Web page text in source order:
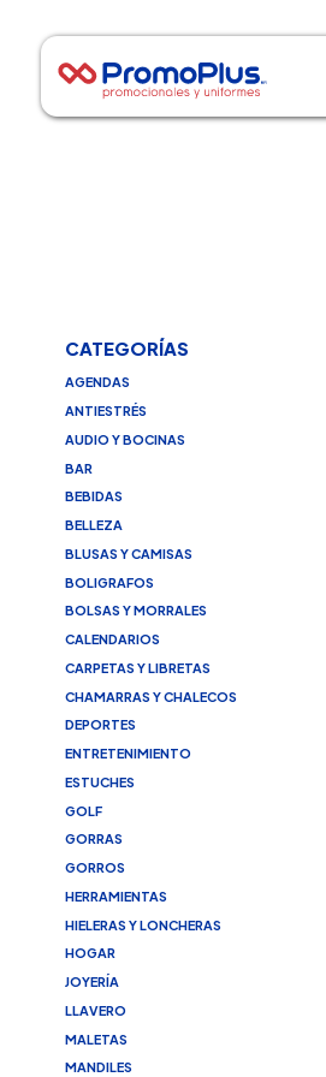
CATEGORÍAS
AGENDAS
ANTIESTRÉS
AUDIO Y BOCINAS
BAR
BEBIDAS
BELLEZA
BLUSAS Y CAMISAS
BOLIGRAFOS
BOLSAS Y MORRALES
CALENDARIOS
CARPETAS Y LIBRETAS
CHAMARRAS Y CHALECOS
DEPORTES
ENTRETENIMIENTO
ESTUCHES
GOLF
GORRAS
GORROS
HERRAMIENTAS
HIELERAS Y LONCHERAS
HOGAR
JOYERÍA
LLAVERO
MALETAS
MANDILES